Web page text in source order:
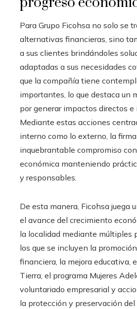
Para Grupo Ficohsa no solo se
alternativas financieras, sino
a sus clientes brindándoles
adaptadas a sus necesidades
que la compañía tiene
importantes, lo que destaca un
por generar impactos directos e
Mediante estas acciones
interno como lo externo, la
inquebrantable compromiso
económica manteniendo
y responsables.
De esta manera, Ficohsa juega
el avance del crecimiento
la localidad mediante múltiples
los que se incluyen la
financiera, la mejora educativa,
Tierra, el programa Mujeres
voluntariado empresarial y
la protección y preservación